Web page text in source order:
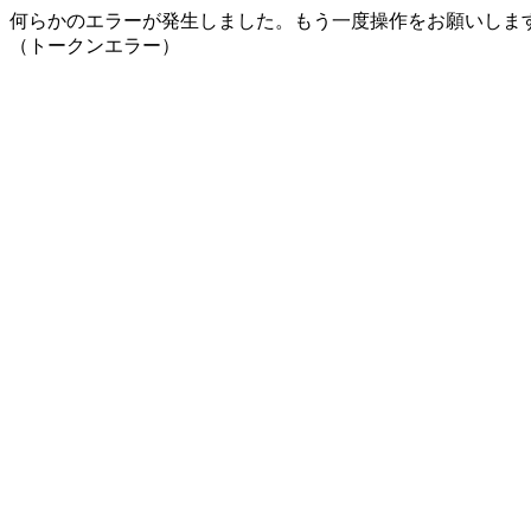
何らかのエラーが発生しました。もう一度操作をお願いしま
（トークンエラー）